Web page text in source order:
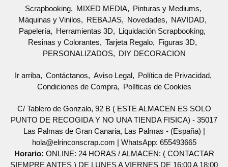
Scrapbooking MIXED MEDIA
Pinturas y Mediums
Máquinas y Vinilos
REBAJAS Novedades
NAVIDAD
Papelería
Herramientas 3D
Liquidación Scrapbooking
Resinas y Colorantes
Tarjeta Regalo
Figuras 3D
PERSONALIZADOS
DIY DECORACION
Ir arriba Contáctanos Aviso Legal
Política de Privacidad
Condiciones de Compra
Políticas de Cookies
C/ Tablero de Gonzalo, 92 B ( ESTE ALMACEN ES SOLO
PUNTO DE RECOGIDA Y NO UNA TIENDA FISICA) - 35017
Las Palmas de Gran Canaria, Las Palmas - (España) |
hola@elrinconscrap.com | WhatsApp: 655493665
Horario: ONLINE: 24 HORAS / ALMACEN: ( CONTACTAR
SIEMPRE ANTES ) DE LUNES A VIERNES DE 16:00 A 18:00